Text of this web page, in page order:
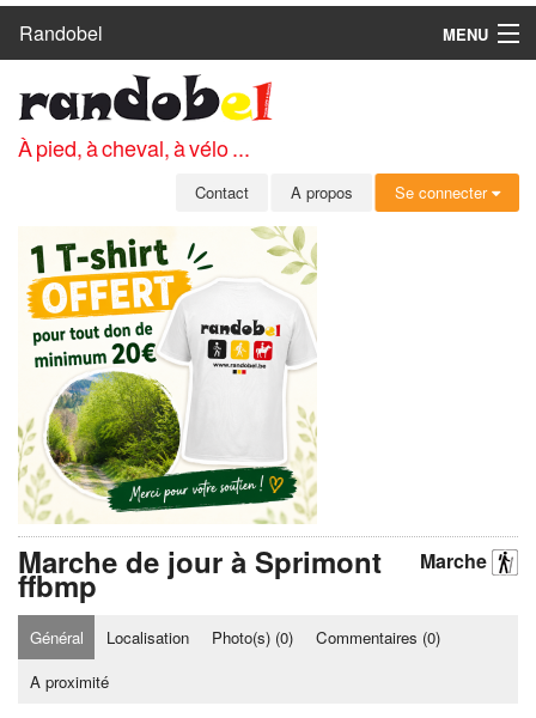
Randobel
MENU
CIRCUITS
CLUBS
MEMBRES
SE CONNECTER
INSCRIPTION GRATUITE
MOT DE PASSE OUBLIÉ
À pied, à cheval, à vélo ...
Contact A propos Se connecter
Marche
Marche de jour à Sprimont
ffbmp
Général Localisation Photo(s) (0) Commentaires (0)
A proximité